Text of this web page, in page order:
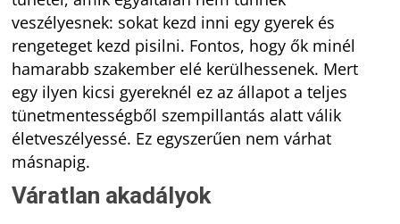
veszélyesnek: sokat kezd inni egy gyerek és
rengeteget kezd pisilni. Fontos, hogy ők minél
hamarabb szakember elé kerülhessenek. Mert
egy ilyen kicsi gyereknél ez az állapot a teljes
tünetmentességből szempillantás alatt válik
életveszélyessé. Ez egyszerűen nem várhat
másnapig.
Váratlan akadályok